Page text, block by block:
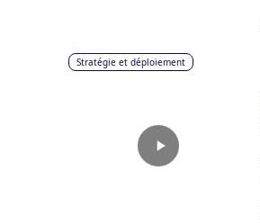
Stratégie et déploiement